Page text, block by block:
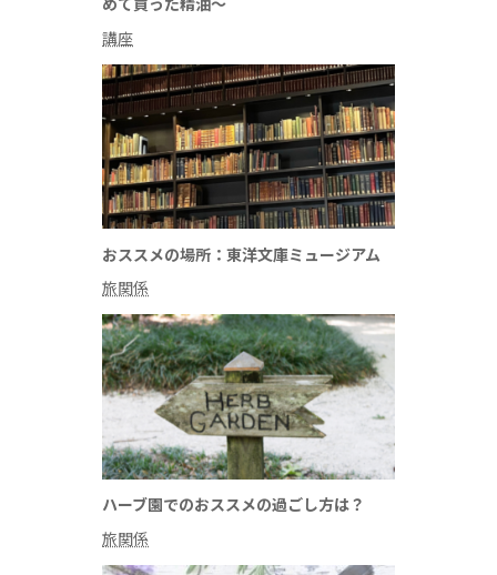
めて買った精油～
講座
おススメの場所：東洋文庫ミュージアム
旅関係
ハーブ園でのおススメの過ごし方は？
旅関係